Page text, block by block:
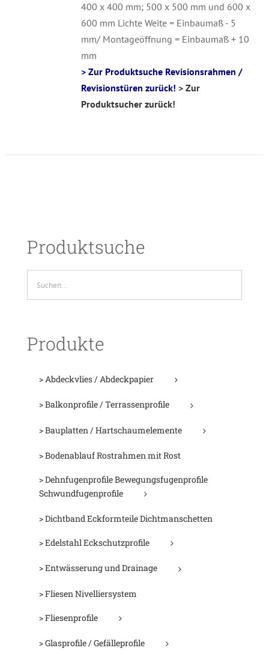
400 x 400 mm; 500 x 500 mm und 600 x
600 mm Lichte Weite = Einbaumaß - 5
mm/ Montageöffnung = Einbaumaß + 10
mm
> Zur Produktsuche Revisionsrahmen /
Revisionstüren zurück! > Zur
Produktsucher zurück!
Produktsuche
Produkte
> Abdeckvlies / Abdeckpapier
> Balkonprofile / Terrassenprofile
> Bauplatten / Hartschaumelemente
> Bodenablauf Rostrahmen mit Rost
> Dehnfugenprofile Bewegungsfugenprofile
Schwundfugenprofile
> Dichtband Eckformteile Dichtmanschetten
> Edelstahl Eckschutzprofile
> Entwässerung und Drainage
> Fliesen Nivelliersystem
> Fliesenprofile
> Glasprofile / Gefälleprofile